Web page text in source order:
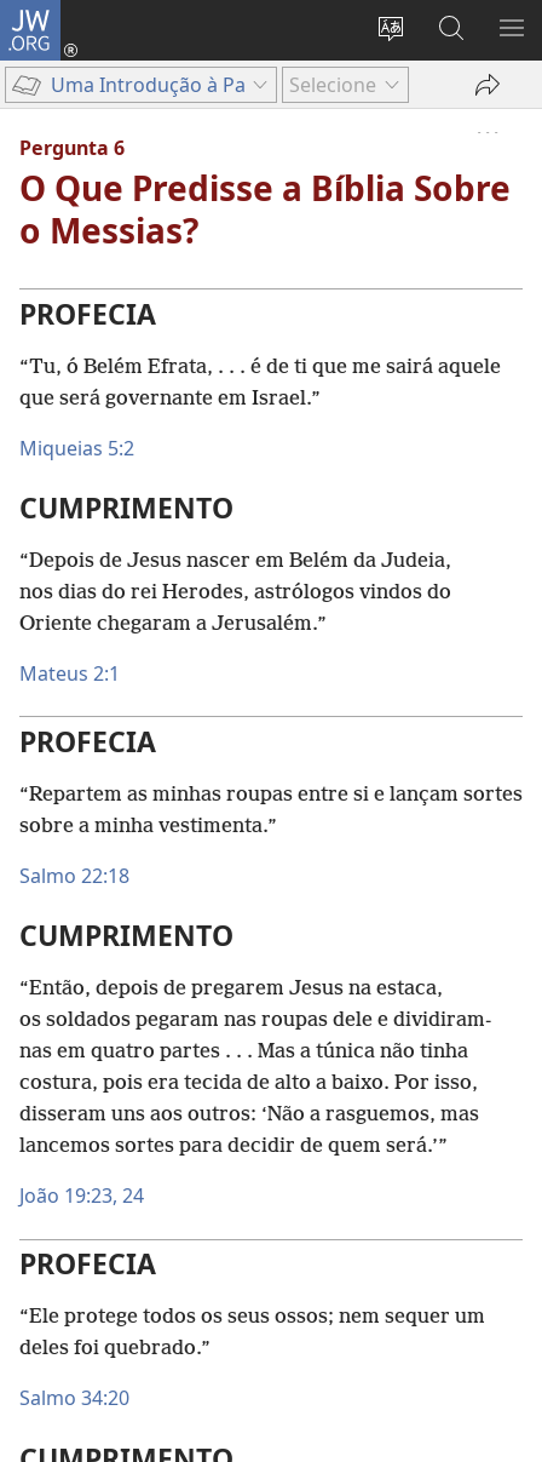
JW.ORG
Alterar
a
língua
Entrar
(abre
uma
nova
Pesquisar
Site
JW.ORG
Uma Introdução à Palavra de Deus
Selecione
Pergunta 6
O Que Predisse a Bíblia Sobre
o Messias?
PROFECIA
“Tu, ó Belém Efrata, . . . é de ti que me sairá aquele
que será governante em Israel.”
Miqueias 5:2
CUMPRIMENTO
“Depois de Jesus nascer em Belém da Judeia,
nos dias do rei Herodes, astrólogos vindos do
Oriente chegaram a Jerusalém.”
Mateus 2:1
PROFECIA
“Repartem as minhas roupas entre si e lançam sortes
sobre a minha vestimenta.”
Salmo 22:18
CUMPRIMENTO
“Então, depois de pregarem Jesus na estaca,
os soldados pegaram nas roupas dele e dividiram-
nas em quatro partes . . . Mas a túnica não tinha
costura, pois era tecida de alto a baixo. Por isso,
disseram uns aos outros: ‘Não a rasguemos, mas
lancemos sortes para decidir de quem será.’”
João 19:23, 24
PROFECIA
“Ele protege todos os seus ossos; nem sequer um
deles foi quebrado.”
Salmo 34:20